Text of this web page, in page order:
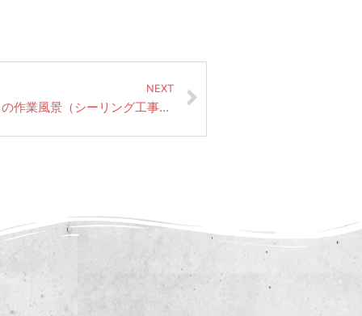
NEXT
住宅塗装 朝倉郡筑前町にて先日の作業風景（シーリング工事・鉄部さび止め）